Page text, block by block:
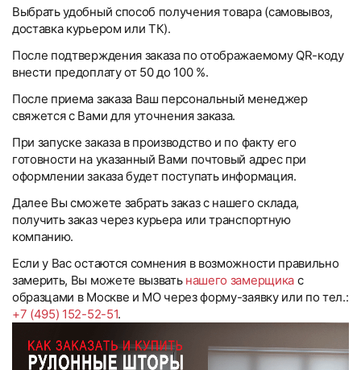
Выбрать удобный способ получения товара (самовывоз,
доставка курьером или ТК).
После подтверждения заказа по отображаемому QR-коду
внести предоплату от 50 до 100 %.
После приема заказа Ваш персональный менеджер
свяжется с Вами для уточнения заказа.
При запуске заказа в производство и по факту его
готовности на указанный Вами почтовый адрес при
оформлении заказа будет поступать информация.
Далее Вы сможете забрать заказ с нашего склада,
получить заказ через курьера или транспортную
компанию.
Если у Вас остаются сомнения в возможности правильно
замерить, Вы можете вызвать нашего замерщикас
образцами в Москве и МО через форму-заявку или по тел.:
+7 (495) 152-52-51.